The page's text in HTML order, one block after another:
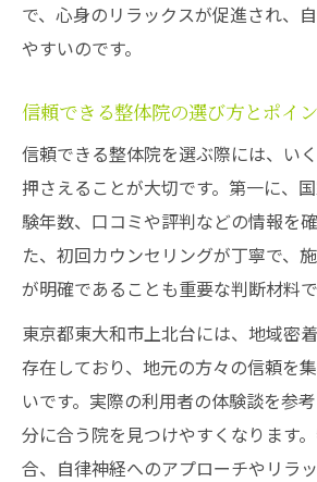
で、心身のリラックスが促進され、
やすいのです。
信頼できる整体院の選び方とポイ
信頼できる整体院を選ぶ際には、い
押さえることが大切です。第一に、
験年数、口コミや評判などの情報を
た、初回カウンセリングが丁寧で、
が明確であることも重要な判断材料で
東京都東大和市上北台には、地域密
存在しており、地元の方々の信頼を
いです。実際の利用者の体験談を参
分に合う院を見つけやすくなります
合、自律神経へのアプローチやリラ